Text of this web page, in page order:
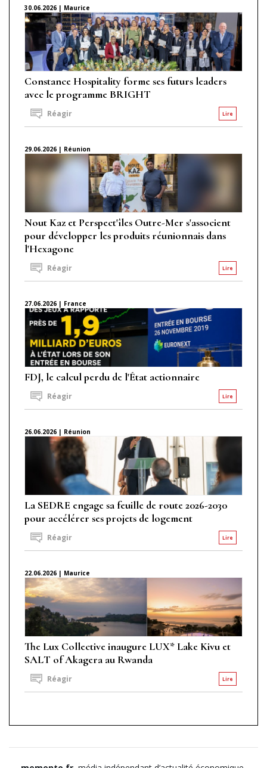
30.06.2026 | Maurice
Constance Hospitality forme ses futurs leaders
avec le programme BRIGHT
Lire
Réagir
29.06.2026 | Réunion
Nout Kaz et Perspect'îles Outre-Mer s'associent
pour développer les produits réunionnais dans
l'Hexagone
Lire
Réagir
27.06.2026 | France
FDJ, le calcul perdu de l'État actionnaire
Lire
Réagir
26.06.2026 | Réunion
La SEDRE engage sa feuille de route 2026-2030
pour accélérer ses projets de logement
Lire
Réagir
22.06.2026 | Maurice
The Lux Collective inaugure LUX* Lake Kivu et
SALT of Akagera au Rwanda
Lire
Réagir